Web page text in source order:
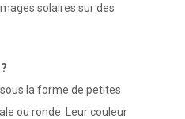
solaires sur des
la forme de petites
ou ronde. Leur couleur